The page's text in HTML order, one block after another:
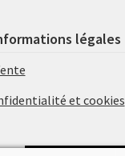
légales
et cookies